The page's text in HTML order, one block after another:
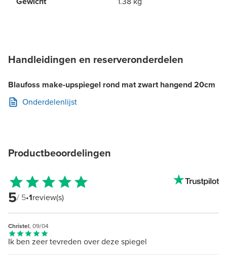
Handleidingen en reserveronderdelen
Blaufoss make-upspiegel rond mat zwart hangend 20cm
Onderdelenlijst
Productbeoordelingen
5/ 5•1review(s)
Christel, 09/04
Ik ben zeer tevreden over deze spiegel